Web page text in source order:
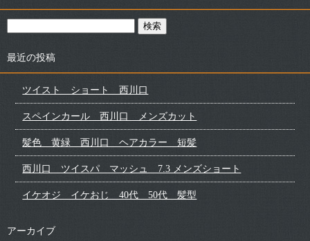
最近の投稿
ツイスト ショート 西川口
スペインカール 西川口 メンズカット
髪色 黄緑 西川口 ヘアカラー 短髪
西川口 ツイスパ マッシュ 7.3 メンズショート
イケオジ イケおじ 40代 50代 髪型
アーカイブ